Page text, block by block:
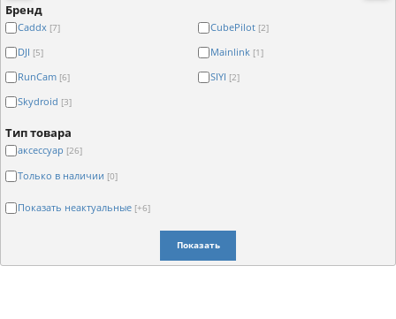
Бренд
Caddx [7] CubePilot [2]
DJI [5] Mainlink [1]
RunCam [6] SIYI [2]
Skydroid [3]
Тип товара
аксессуар [26]
Только в наличии [0]
Показать неактуальные [+6]
Показать